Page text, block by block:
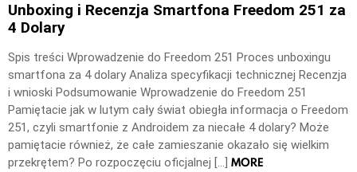
Unboxing i Recenzja Smartfona Freedom 251 za
4 Dolary
Spis treści Wprowadzenie do Freedom 251 Proces unboxingu
smartfona za 4 dolary Analiza specyfikacji technicznej Recenzja
i wnioski Podsumowanie Wprowadzenie do Freedom 251
Pamiętacie jak w lutym cały świat obiegła informacja o Freedom
251, czyli smartfonie z Androidem za niecałe 4 dolary? Może
pamiętacie również, że całe zamieszanie okazało się wielkim
przekrętem? Po rozpoczęciu oficjalnej […] MORE